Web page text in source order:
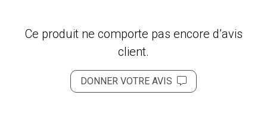
Ce produit ne comporte pas encore d’avis
client.
DONNER VOTRE AVIS